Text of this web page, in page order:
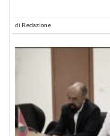
di Redazione